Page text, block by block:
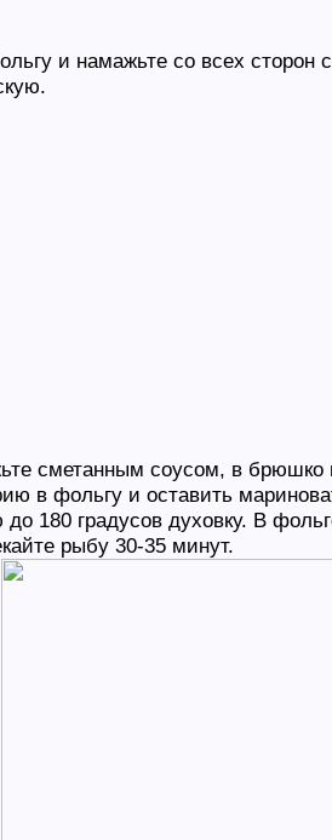
и намажьте со всех сторон
сметанным соусом, в брюшко
в фольгу и оставить
до 180 градусов духовку. В
рыбу 30-35 минут.